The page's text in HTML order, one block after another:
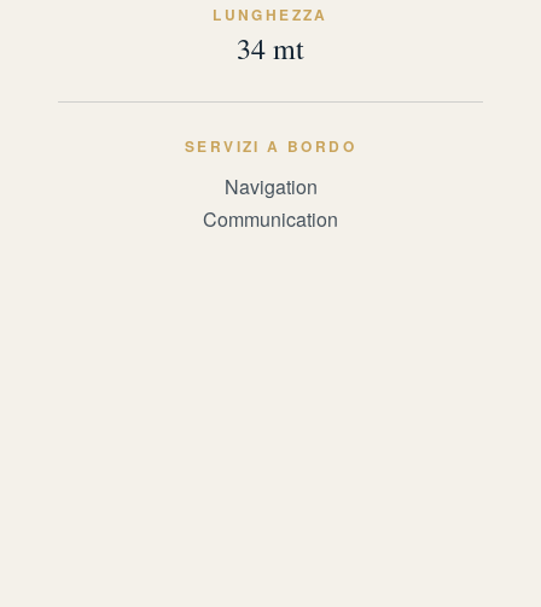
LUNGHEZZA
34 mt
SERVIZI A BORDO
Navigation
Communication